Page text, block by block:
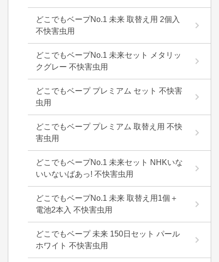
どこでもベープNo.1 未来 取替え用 2個入
不快害虫用
どこでもベープNo.1 未来セット メタリッ
クグレー 不快害虫用
どこでもベープ プレミアム セット 不快害
虫用
どこでもベープ プレミアム 取替え用 不快
害虫用
どこでもベープNo.1 未来セット NHKいな
いいないばあっ! 不快害虫用
どこでもベープNo.1 未来 取替え用1個＋
電池2本入 不快害虫用
どこでもベープ 未来 150日セット パール
ホワイト 不快害虫用